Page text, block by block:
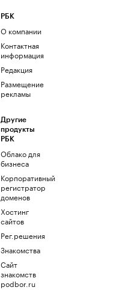
РБК
О компании
Контактная
информация
Редакция
Размещение
рекламы
Другие
продукты
РБК
Облако для
бизнеса
Корпоративный
регистратор
доменов
Хостинг
сайтов
Рег.решения
Знакомства
Сайт
знакомств
podbor.ru